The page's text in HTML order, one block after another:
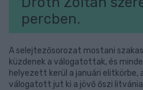
percben.
A selejtezősorozat mostani
küzdenek a válogatottak, és
helyezett kerül a januári elitkörbe,
válogatott jut ki a jövő őszi